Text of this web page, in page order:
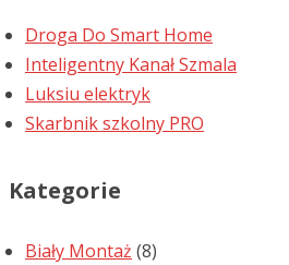
Droga Do Smart Home
Inteligentny Kanał Szmala
Luksiu elektryk
Skarbnik szkolny PRO
Kategorie
Biały Montaż (8)